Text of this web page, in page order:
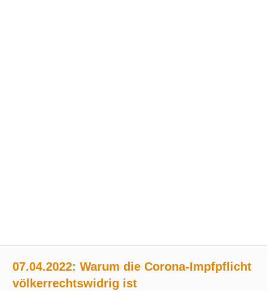
07.04.2022: Warum die Corona-Impfpflicht
völkerrechtswidrig ist